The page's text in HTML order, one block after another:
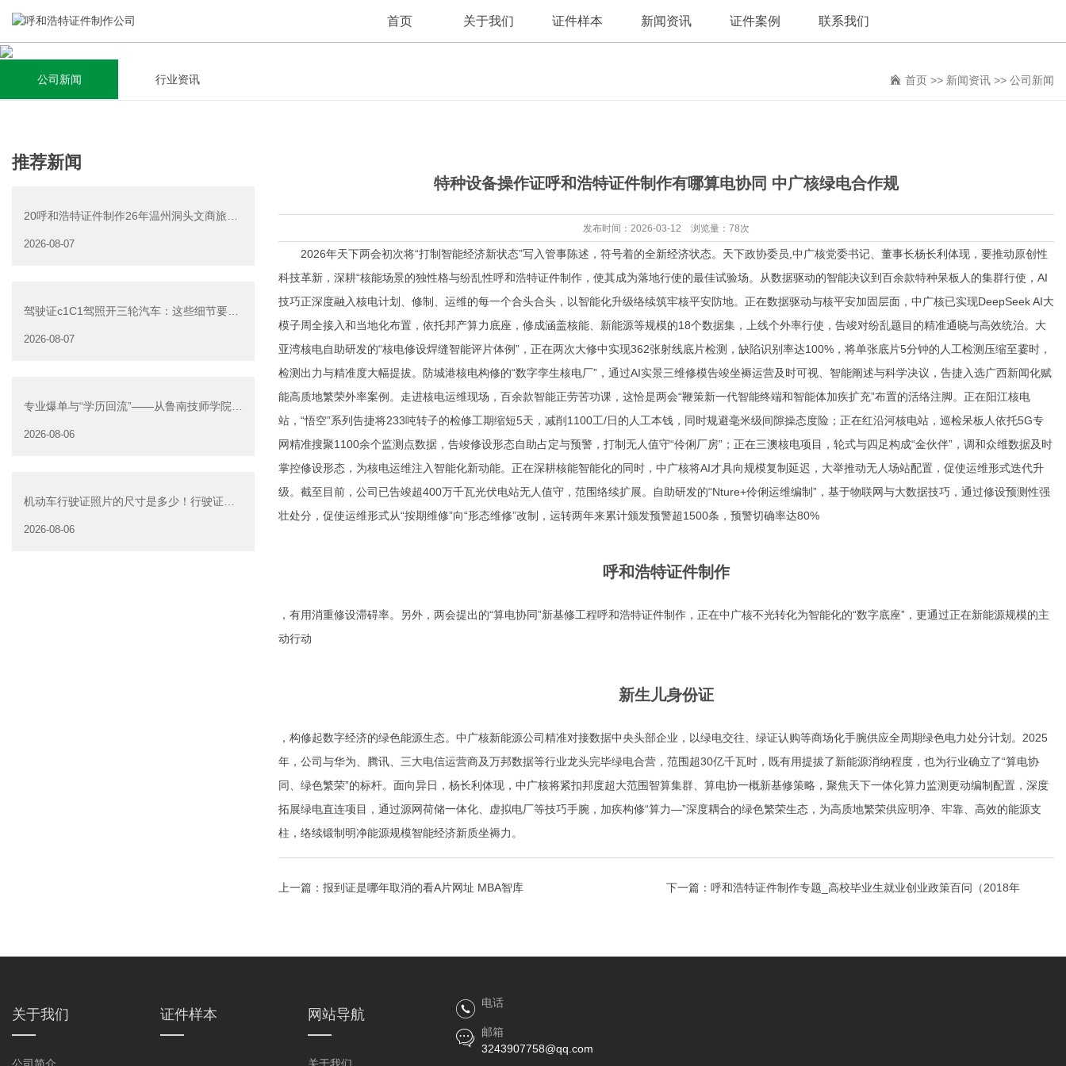
首页 关于我们
关于我们
集研发，设计，制造，安装于一体，多元化的定制需求，为上
千家企业提供过专业定制服务！
查看详情
证件样本 新闻资讯
新闻资讯
全自动流水线规模化生产，准时按期交货，年生产能力超过
40W万方米以上，拥有遍布全国的商务合作伙伴和较为完善的
查看详情
行业资讯
证件案例 联系我们
公司新闻 行业资讯 首页 >> 新闻资讯 >> 公司新闻
推荐新闻
20呼和浩特证件制作26年温州洞头文商旅游
2026-08-07
驾驶证c1C1驾照开三轮汽车：这些细节要注
2026-08-07
专业爆单与“学历回流”——从鲁南技师学院透
2026-08-06
机动车行驶证照片的尺寸是多少！行驶证照
2026-08-06
特种设备操作证呼和浩特证件制作有哪算电协同 中广核绿电合作规
发布时间：2026-03-12 浏览量：78次
2026年天下两会初次将“打制智能经济新状态”写入管事陈述，符号着的全新经济状态。天下政协委员,中广核党委书记、董事长杨长利体现，要推动原创性
科技革新，深耕“核能场景的独性格与纷乱性呼和浩特证件制作 ，使其成为落地行使的最佳试验场。从数据驱动的智能决议到百余款特种呆板人的集群行使，AI
技巧正深度融入核电计划、修制、运维的每一个合头合头，以智能化升级络续筑牢核平安防地。正在数据驱动与核平安加固层面，中广核已实现DeepSeek AI大
模子周全接入和当地化布置，依托邦产算力底座，修成涵盖核能、新能源等规模的18个数据集，上线个外率行使，告竣对纷乱题目的精准通晓与高效统治。大
亚湾核电自助研发的“核电修设焊缝智能评片体例”，正在两次大修中实现362张射线底片检测，缺陷识别率达100%，将单张底片5分钟的人工检测压缩至霎时，
检测出力与精准度大幅提拔。防城港核电构修的“数字孪生核电厂”，通过AI实景三维修模告竣坐褥运营及时可视、智能阐述与科学决议，告捷入选广西新闻化赋
能高质地繁荣外率案例。走进核电运维现场，百余款智能正劳苦功课，这恰是两会“鞭策新一代智能终端和智能体加疾扩充”布置的活络注脚。正在阳江核电
站，“悟空”系列告捷将233吨转子的检修工期缩短5天，减削1100工/日的人工本钱，同时规避毫米级间隙操态度险；正在红沿河核电站，巡检呆板人依托5G专
网精准搜聚1100余个监测点数据，告竣修设形态自助占定与预警，打制无人值守“伶俐厂房”；正在三澳核电项目，轮式与四足构成“金伙伴”，调和众维数据及时
掌控修设形态，为核电运维注入智能化新动能。正在深耕核能智能化的同时，中广核将AI才具向规模复制延迟，大举推动无人场站配置，促使运维形式迭代升
级。截至目前，公司已告竣超400万千瓦光伏电站无人值守，范围络续扩展。自助研发的“Nture+伶俐运维编制”，基于物联网与大数据技巧，通过修设预测性强
壮处分，促使运维形式从“按期维修”向“形态维修”改制，运转两年来累计颁发预警超1500条，预警切确率达80%
呼和浩特证件制作
，有用消重修设滞碍率。另外，两会提出的“算电协同”新基修工程呼和浩特证件制作 ，正在中广核不光转化为智能化的“数字底座”，更通过正在新能源规模的主
动行动
新生儿身份证
，构修起数字经济的绿色能源生态。中广核新能源公司精准对接数据中央头部企业，以绿电交往、绿证认购等商场化手腕供应全周期绿色电力处分计划。2025
年，公司与华为、腾讯、三大电信运营商及万邦数据等行业龙头完毕绿电合营，范围超30亿千瓦时，既有用提拔了新能源消纳程度，也为行业确立了“算电协
同、绿色繁荣”的标杆。面向异日，杨长利体现，中广核将紧扣邦度超大范围智算集群、算电协一概新基修策略，聚焦天下一体化算力监测更动编制配置，深度
拓展绿电直连项目，通过源网荷储一体化、虚拟电厂等技巧手腕，加疾构修“算力—”深度耦合的绿色繁荣生态，为高质地繁荣供应明净、牢靠、高效的能源支
柱，络续锻制明净能源规模智能经济新质坐褥力。
上一篇： 报到证是哪年取消的看A片网址 MBA智库 下一篇： 呼和浩特证件制作专题_高校毕业生就业创业政策百问（2018年
关于我们
公司简介
证件样本 网站导航
关于我们
电话
邮箱
3243907758@qq.com